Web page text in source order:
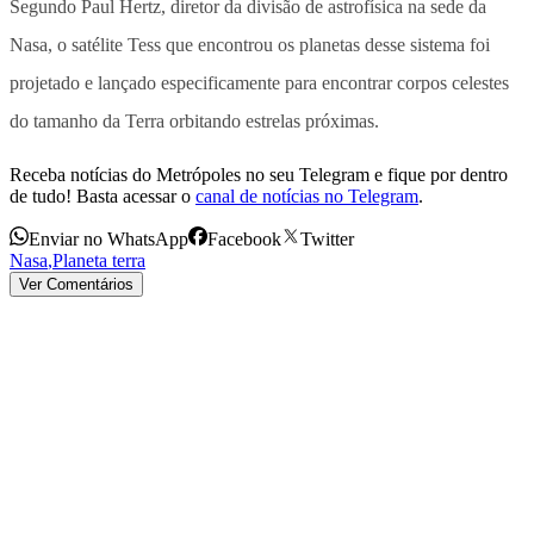
Segundo Paul Hertz, diretor da divisão de astrofísica na sede da
Nasa, o satélite Tess que encontrou os planetas desse sistema foi
projetado e lançado especificamente para encontrar corpos celestes
do tamanho da Terra orbitando estrelas próximas.
Receba notícias do Metrópoles no seu Telegram e fique por dentro
de tudo! Basta acessar o canal de notícias no Telegram.
Enviar no WhatsApp Facebook
Twitter
Nasa,Planeta terra
Ver Comentários